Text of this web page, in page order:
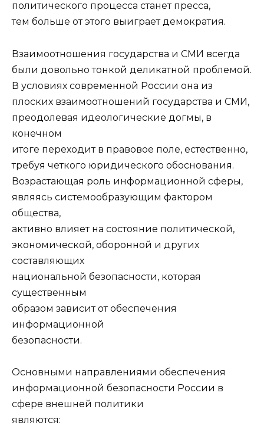
политического процесса станет пресса,
тем больше от этого выиграет демократия.
Взаимоотношения государства и СМИ всегда
были довольно тонкой деликатной проблемой.
В условиях современной России она из
плоских взаимоотношений государства и СМИ,
преодолевая идеологические догмы, в
конечном
итоге переходит в правовое поле, естественно,
требуя четкого юридического обоснования.
Возрастающая роль информационной сферы,
являясь системообразующим фактором
общества,
активно влияет на состояние политической,
экономической, оборонной и других
составляющих
национальной безопасности, которая
существенным
образом зависит от обеспечения
информационной
безопасности.
Основными направлениями обеспечения
информационной безопасности России в
сфере внешней политики
являются: